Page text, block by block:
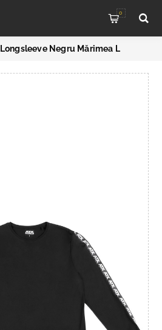
0
Negru Mărimea L